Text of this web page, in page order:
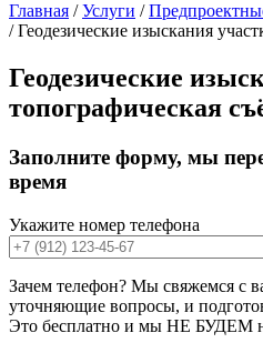
Главная /Услуги /
/Геодезические изыскания
Геодезические
топографическая
Заполните форму, мы
время
Укажите номер телефона
Зачем телефон? Мы свяжемся с
уточняющие вопросы, и
Это бесплатно и мы НЕ БУДЕМ